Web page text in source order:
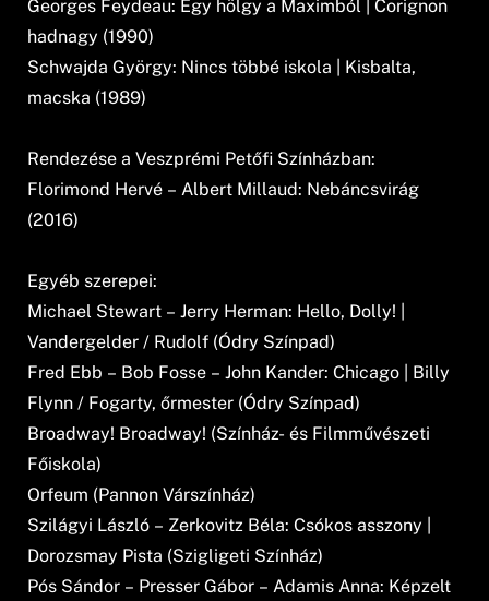
Georges Feydeau: Egy hölgy a Maximból | Corignon
hadnagy (1990)
Schwajda György: Nincs többé iskola | Kisbalta,
macska (1989)
Rendezése a Veszprémi Petőfi Színházban:
Florimond Hervé – Albert Millaud: Nebáncsvirág
(2016)
Egyéb szerepei:
Michael Stewart – Jerry Herman: Hello, Dolly! |
Vandergelder / Rudolf (Ódry Színpad)
Fred Ebb – Bob Fosse – John Kander: Chicago | Billy
Flynn / Fogarty, őrmester (Ódry Színpad)
Broadway! Broadway! (Színház- és Filmművészeti
Főiskola)
Orfeum (Pannon Várszínház)
Szilágyi László – Zerkovitz Béla: Csókos asszony |
Dorozsmay Pista (Szigligeti Színház)
Pós Sándor – Presser Gábor – Adamis Anna: Képzelt